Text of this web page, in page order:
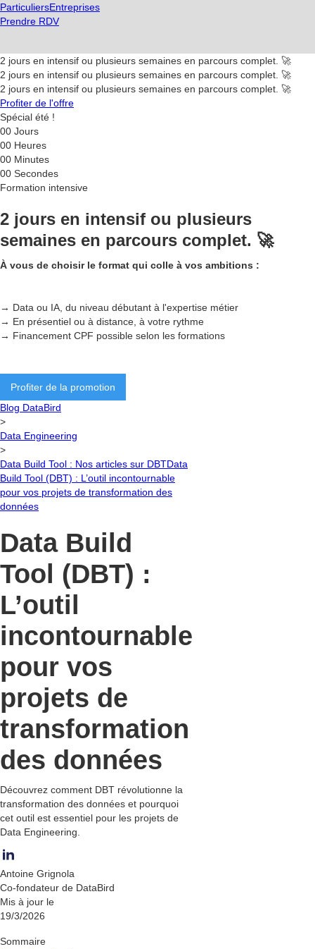
ParticuliersEntreprises
Prendre RDV
2 jours en intensif ou plusieurs semaines en parcours complet. 🚀
2 jours en intensif ou plusieurs semaines en parcours complet. 🚀
2 jours en intensif ou plusieurs semaines en parcours complet. 🚀
Profiter de l'offre
Spécial été !
00 Jours
00 Heures
00 Minutes
00 Secondes
Formation intensive
2 jours en intensif ou plusieurs
semaines en parcours complet. 🚀
À vous de choisir le format qui colle à vos ambitions :
→ Data ou IA, du niveau débutant à l'expertise métier
→ En présentiel ou à distance, à votre rythme
→ Financement CPF possible selon les formations
Profiter de la promotion
Blog DataBird
>
Data Engineering
>
Data Build Tool : Nos articles sur DBTData
Build Tool (DBT) : L’outil incontournable
pour vos projets de transformation des
données
Data Build
Tool (DBT) :
L’outil
incontournable
pour vos
projets de
transformation
des données
Découvrez comment DBT révolutionne la
transformation des données et pourquoi
cet outil est essentiel pour les projets de
Data Engineering.
Antoine Grignola
Co-fondateur de DataBird
Mis à jour le
19/3/2026
Sommaire